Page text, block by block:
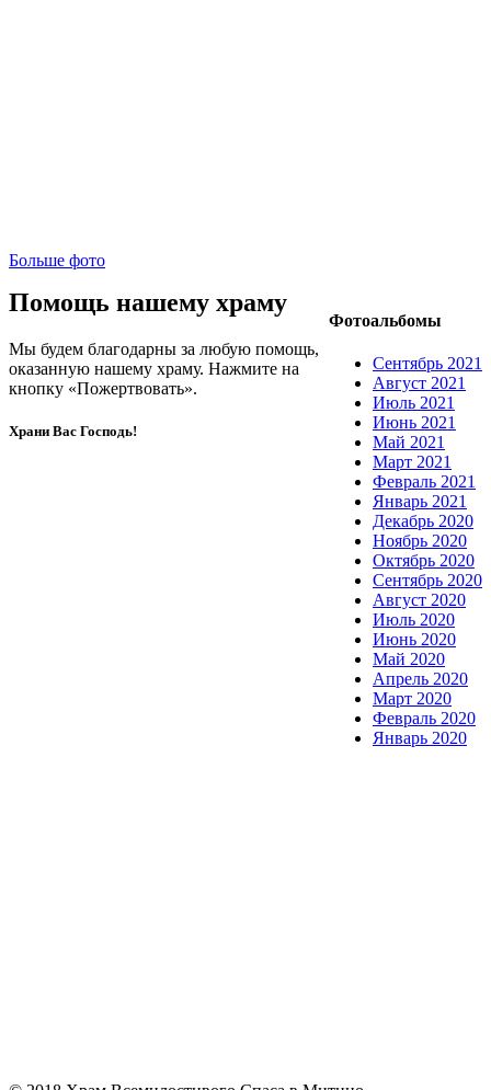
Больше фото
Фотоальбомы
Сентябрь 2021
Август 2021
Июль 2021
Июнь 2021
Май 2021
Март 2021
Февраль 2021
Январь 2021
Декабрь 2020
Ноябрь 2020
Октябрь 2020
Сентябрь 2020
Август 2020
Июль 2020
Июнь 2020
Май 2020
Апрель 2020
Март 2020
Февраль 2020
Январь 2020
Помощь нашему храму
Мы будем благодарны за любую помощь,
оказанную нашему храму. Нажмите на
кнопку «Пожертвовать».
Храни Вас Господь!